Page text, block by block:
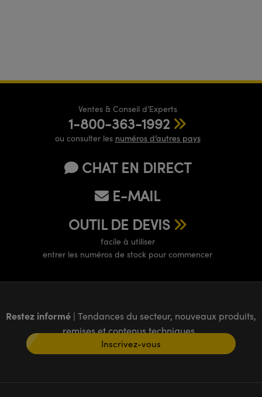
Ventes & Conseil d’Experts
1-800-363-1992
ou consulter les numéros d’autres pays
CHAT EN DIRECT
E-MAIL
OUTIL DE DEVIS
facile à utiliser
entrer les numéros de stock pour commencer
Restez informé | Tendances du secteur, nouveaux produits,
remises et contenus techniques
Inscrivez-vous